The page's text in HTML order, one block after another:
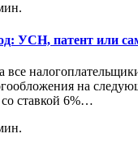
УСН, патент или
все
на
ставкой 6%…